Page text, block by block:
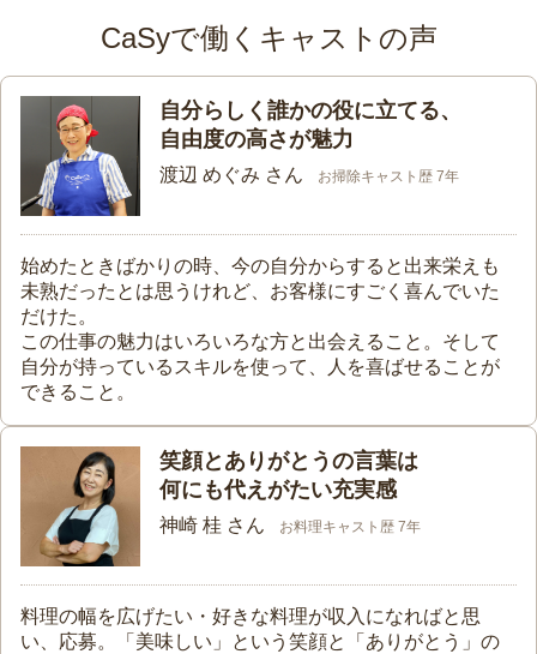
CaSyで働くキャストの声
自分らしく誰かの役に立てる、
自由度の高さが魅力
渡辺 めぐみ さん お掃除キャスト歴 7年
始めたときばかりの時、今の自分からすると出来栄えも
未熟だったとは思うけれど、お客様にすごく喜んでいた
だけた。
この仕事の魅力はいろいろな方と出会えること。そして
自分が持っているスキルを使って、人を喜ばせることが
できること。
笑顔とありがとうの言葉は
何にも代えがたい充実感
神崎 桂 さん お料理キャスト歴 7年
料理の幅を広げたい・好きな料理が収入になればと思
い、応募。「美味しい」という笑顔と「ありがとう」の